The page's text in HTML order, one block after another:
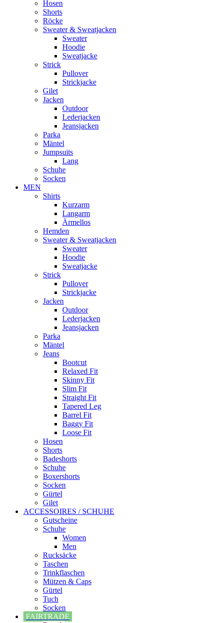
Hosen
Shorts
Röcke
Sweater & Sweatjacken
Sweater
Hoodie
Sweatjacke
Strick
Pullover
Strickjacke
Gilet
Jacken
Outdoor
Lederjacken
Jeansjacken
Parka
Mäntel
Jumpsuits
Lang
Schuhe
Socken
MEN
Shirts
Kurzarm
Langarm
Ärmellos
Hemden
Sweater & Sweatjacken
Sweater
Hoodie
Sweatjacke
Strick
Pullover
Strickjacke
Jacken
Outdoor
Lederjacken
Jeansjacken
Parka
Mäntel
Jeans
Bootcut
Relaxed Fit
Skinny Fit
Slim Fit
Straight Fit
Tapered Leg
Barrel Fit
Baggy Fit
Loose Fit
Hosen
Shorts
Badeshorts
Schuhe
Boxershorts
Socken
Gürtel
Gilet
ACCESSOIRES / SCHUHE
Gutscheine
Schuhe
Women
Men
Rucksäcke
Taschen
Trinkflaschen
Mützen & Caps
Gürtel
Tuch
Socken
FAIRTRADE